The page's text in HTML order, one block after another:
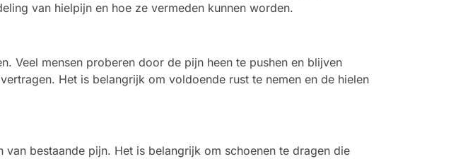
van hielpijn en hoe ze vermeden kunnen worden.
Veel mensen proberen door de pijn heen te pushen en blijven
Het is belangrijk om voldoende rust te nemen en de hielen
bestaande pijn. Het is belangrijk om schoenen te dragen die